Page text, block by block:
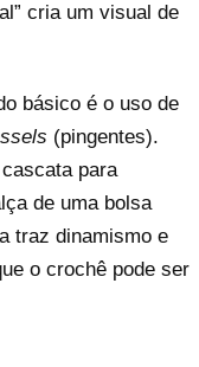
cria um visual de
básico é o uso de
(pingentes).
para
de uma bolsa
traz dinamismo e
o crochê pode ser